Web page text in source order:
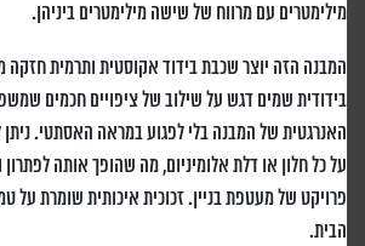
מילימטרים עם מרווח של שישה מילימטרים ביניהן.
המבנה הזה יוצר שכבת בידוד אקוסטית ותרמית חזקה
בידודית שמים דגש על שילוב של ציפויים חכמים
האנרגטית של המבנה בלי לפגוע במראה האסתטי. ניתן
על כל חלון או דלת אלומיניום, מה שהופך אותה לפתרון
פרויקט של מעטפת בניין. זכוכית איכותית שומרת על
הבית.